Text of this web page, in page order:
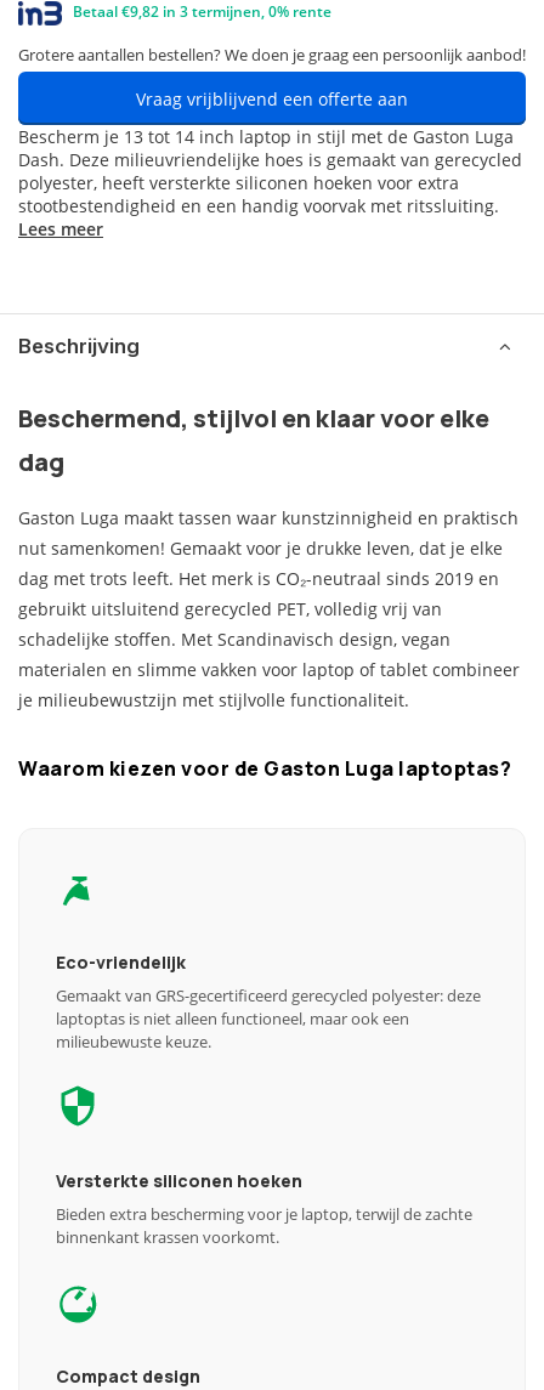
Betaal €9,82 in 3 termijnen, 0% rente
Grotere aantallen bestellen? We doen je graag een persoonlijk aanbod!
Vraag vrijblijvend een offerte aan
Bescherm je 13 tot 14 inch laptop in stijl met de Gaston Luga
Dash. Deze milieuvriendelijke hoes is gemaakt van gerecycled
polyester, heeft versterkte siliconen hoeken voor extra
stootbestendigheid en een handig voorvak met ritssluiting.
Lees meer
Beschrijving
Beschermend, stijlvol en klaar voor elke
dag
Gaston Luga maakt tassen waar kunstzinnigheid en praktisch
nut samenkomen! Gemaakt voor je drukke leven, dat je elke
dag met trots leeft. Het merk is CO₂-neutraal sinds 2019 en
gebruikt uitsluitend gerecycled PET, volledig vrij van
schadelijke stoffen. Met Scandinavisch design, vegan
materialen en slimme vakken voor laptop of tablet combineer
je milieubewustzijn met stijlvolle functionaliteit.
Waarom kiezen voor de Gaston Luga laptoptas?
Eco-vriendelijk
Gemaakt van GRS-gecertificeerd gerecycled polyester: deze
laptoptas is niet alleen functioneel, maar ook een
milieubewuste keuze.
Versterkte siliconen hoeken
Bieden extra bescherming voor je laptop, terwijl de zachte
binnenkant krassen voorkomt.
Compact design